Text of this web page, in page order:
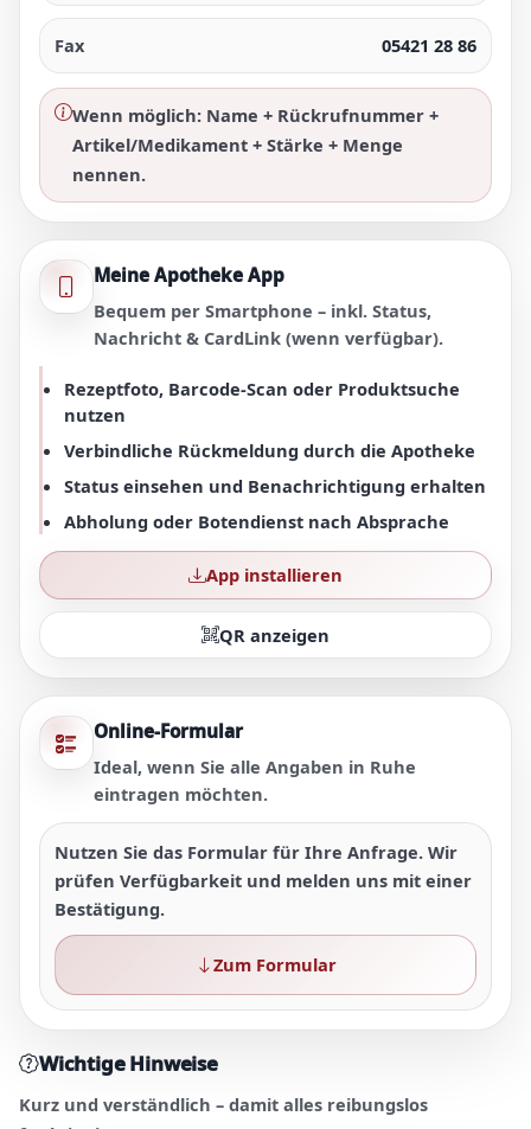
Fax 05421 28 86
Wenn möglich: Name + Rückrufnummer +
Artikel/Medikament + Stärke + Menge
nennen.
Meine Apotheke App
Bequem per Smartphone – inkl. Status,
Nachricht & CardLink (wenn verfügbar).
Rezeptfoto, Barcode-Scan oder Produktsuche
nutzen
Verbindliche Rückmeldung durch die Apotheke
Status einsehen und Benachrichtigung erhalten
Abholung oder Botendienst nach Absprache
App installieren
QR anzeigen
Online-Formular
Ideal, wenn Sie alle Angaben in Ruhe
eintragen möchten.
Nutzen Sie das Formular für Ihre Anfrage. Wir
prüfen Verfügbarkeit und melden uns mit einer
Bestätigung.
Zum Formular
Wichtige Hinweise
Kurz und verständlich – damit alles reibungslos